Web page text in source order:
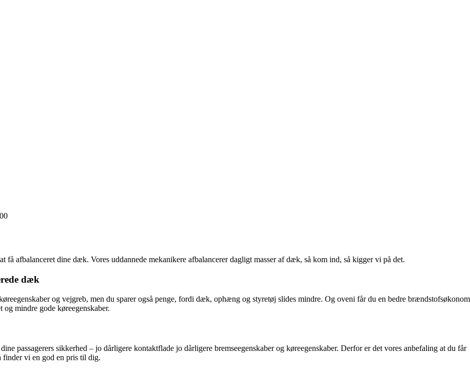
afbalanceret dine dæk. Vores uddannede mekanikere afbalancerer dagligt masser af dæk, så kom ind, så kigger vi på det.
dæk
og vejgreb, men du sparer også penge, fordi dæk, ophæng og styretøj slides mindre. Og oveni får du en bedre
mindre gode køreegenskaber.
passagerers sikkerhed – jo dårligere kontaktflade jo dårligere bremseegenskaber og køreegenskaber. Derfor er det vores anbefaling at du får
vi en god en pris til dig.